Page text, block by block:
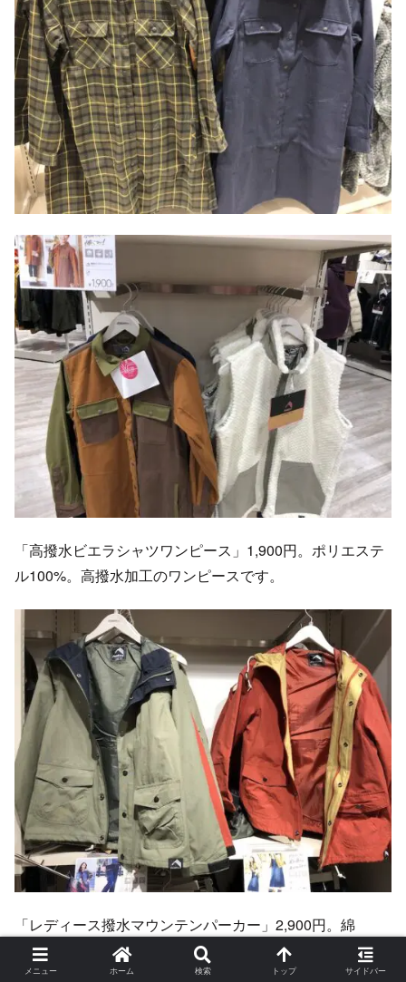
「高撥水ビエラシャツワンピース」1,900円。ポリエステ
ル100%。高撥水加工のワンピースです。
「レディース撥水マウンテンパーカー」2,900円。綿
65％・ナイロン35％。撥水加工済みのパーカーです。
メニュー ホーム 検索 トップ サイドバー